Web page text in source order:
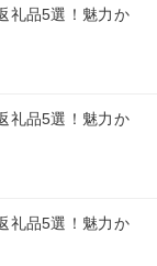
礼品5選！魅力か
礼品5選！魅力か
礼品5選！魅力か